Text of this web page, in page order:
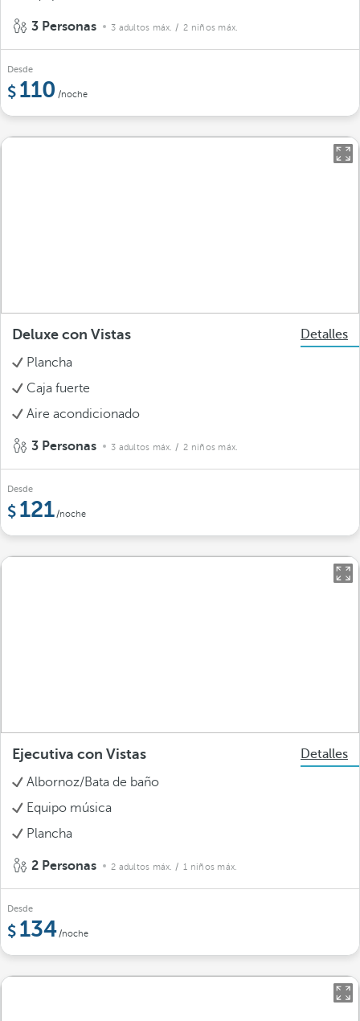
3 Personas 3 adultos máx. / 2 niños máx.
Desde
110 /noche
Deluxe con Vistas
Detalles
Plancha
Caja fuerte
Aire acondicionado
3 Personas 3 adultos máx. / 2 niños máx.
Desde
121/noche
Ejecutiva con Vistas
Detalles
Albornoz/Bata de baño
Equipo música
Plancha
2 Personas 2 adultos máx. / 1 niños máx.
Desde
134/noche